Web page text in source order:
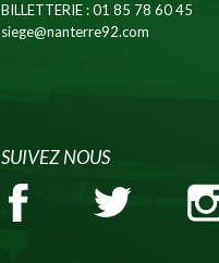
BILLETTERIE : 01 85 78 60 45
siege@nanterre92.com
SUIVEZ NOUS